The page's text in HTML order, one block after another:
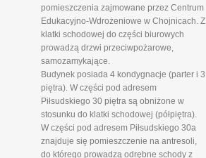
pomieszczenia zajmowane przez Centrum
Edukacyjno-Wdrożeniowe w Chojnicach. Z
klatki schodowej do części biurowych
prowadzą drzwi przeciwpożarowe,
samozamykające.
Budynek posiada 4 kondygnacje (parter i 3
piętra). W części pod adresem
Piłsudskiego 30 piętra są obniżone w
stosunku do klatki schodowej (półpiętra).
W części pod adresem Piłsudskiego 30a
znajduje się pomieszczenie na antresoli,
do którego prowadzą odrębne schody z